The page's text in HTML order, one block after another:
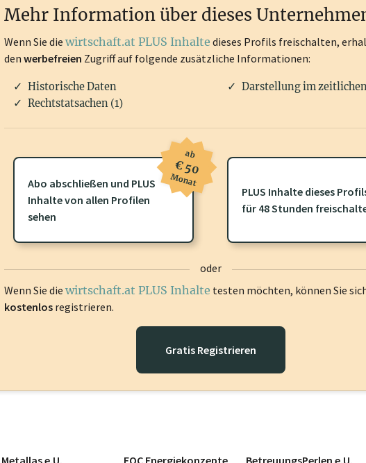
Für dieses Profil gibt es zusätzliche wirtschaft.at PLUS Inhaltedie Sie
frei oder loggen Sie sich ein um diese Inhalte zu sehen.
Mehr Information über dieses
Wenn Sie die wirtschaft.at PLUS Inhalte dieses Profils freischalten,
den werbefreien Zugriff auf folgende zusätzliche Informationen:
Historische Daten
Darstellung im
Rechtstatsachen (1)
Abo abschließen und PLUS
Inhalte von allen Profilen
sehen
ab
€ 50
Monat
PLUS Inhalte dieses
für 48 Stunden
oder
Wenn Sie die wirtschaft.at PLUS Inhalte testen möchten, können Sie
kostenlos registrieren.
Gratis Registrieren
Metallas e.U. EOC Energiekonzepte BetreuungsPerlen e.U.